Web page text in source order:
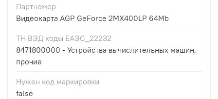
Партномер
Видеокарта AGP GeForce 2MX400LP 64Mb
ТН ВЭД коды ЕАЭС_22232
8471800000 - Устройства вычислительных машин,
прочие
Нужен код маркировки
false